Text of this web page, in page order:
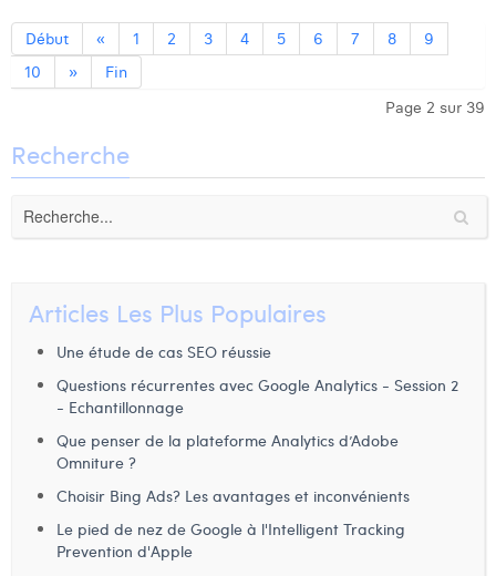
Début « 1 2 3 4 5 6 7 8
9
10
»
Fin
Page 2 sur 39
Recherche
Articles Les Plus Populaires
Une étude de cas SEO réussie
Questions récurrentes avec Google Analytics - Session 2
- Echantillonnage
Que penser de la plateforme Analytics d’Adobe
Omniture ?
Choisir Bing Ads? Les avantages et inconvénients
Le pied de nez de Google à l'Intelligent Tracking
Prevention d'Apple